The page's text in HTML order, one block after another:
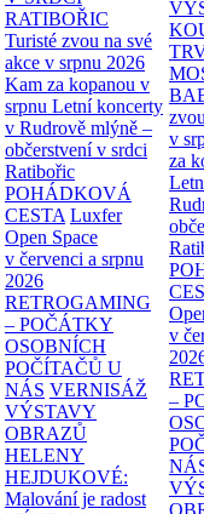
RATIBOŘIC
Turisté zvou na své
akce v srpnu 2026
Kam za kopanou v
srpnu Letní koncerty
v Rudrově mlýně –
občerstvení v srdci
Ratibořic
POHÁDKOVÁ
CESTA Luxfer
Open Space
v červenci a srpnu
2026
RETROGAMING
– POČÁTKY
OSOBNÍCH
POČÍTAČŮ U
NÁS VERNISÁŽ
VÝSTAVY
OBRAZŮ
HELENY
HEJDUKOVÉ:
Malování je radost
v
za
v
–